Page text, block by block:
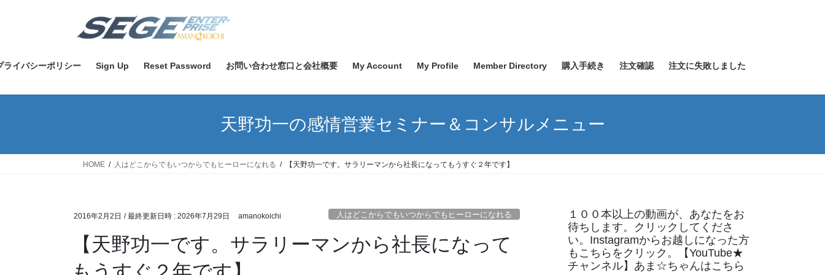
ツ
ス
シ
ン
ライバシーポリシー Sign Up Reset Password お問い合わせ窓口と会社概要 My Account My Profile Member Directory 購入手続き 注文確認 注文に失敗しました
天野功一の感情営業セミナー＆コンサルメニュー
HOME 人はどこからでもいつからでもヒーローになれる 【天野功一です。サラリーマンから社長になってもうすぐ２年です】
2016年2月2日 / 最終更新日時 : 2026年7月29日 amanokoichi 人はどこからでもいつからでもヒーローになれる
【天野功一です。サラリーマンから社長になって
１００本以上の動画が、あなたをお
待ちします。クリックしてくださ
い。Instagramからお越しになった方
もこちらをクリック。【YouTube★
チャンネル】あま☆ちゃんはこちら